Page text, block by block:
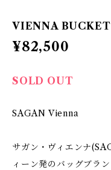
VIENNA BUCKET
¥82,500
SOLD OUT
SAGAN Vienna
サガン・ヴィエンナ
ィーン発のバッグブラン